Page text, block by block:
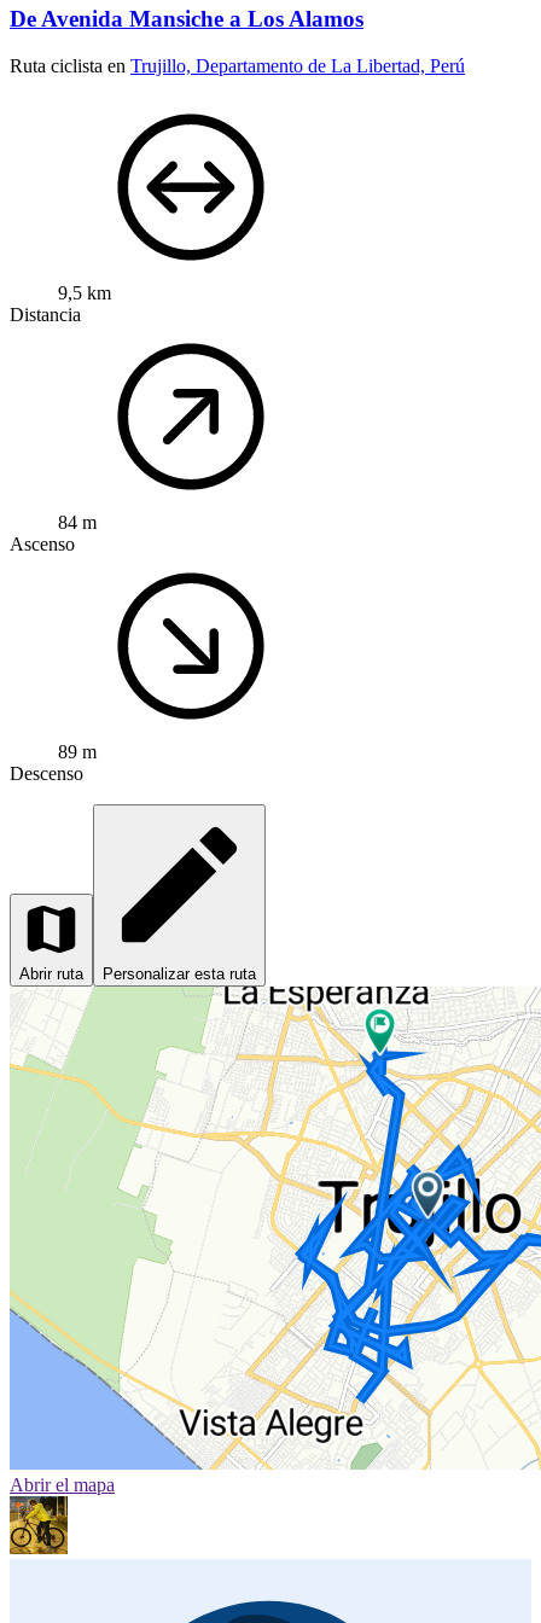
De Avenida Mansiche a Los Alamos
Ruta ciclista en Trujillo, Departamento de La Libertad, Perú
9,5 km
Distancia
84 m
Ascenso
89 m
Descenso
Abrir ruta Personalizar esta ruta
Abrir el mapa